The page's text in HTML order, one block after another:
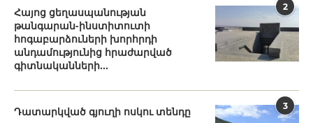
2
Հայոց ցեղասպանության
թանգարան-ինստիտուտի
հոգաբարձուների խորհրդի
անդամությունից հրաժարված
գիտնականների...
3
Դատարկված գյուղի ոսկու տենդը